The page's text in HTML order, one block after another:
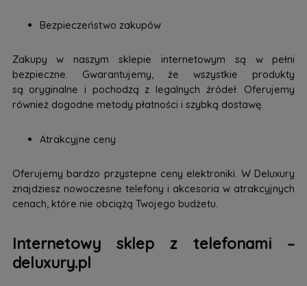
Bezpieczeństwo zakupów
Zakupy w naszym sklepie internetowym są w pełni
bezpieczne. Gwarantujemy, że wszystkie produkty
są oryginalne i pochodzą z legalnych źródeł. Oferujemy
również dogodne metody płatności i szybką dostawę.
Atrakcyjne ceny
Oferujemy bardzo przystepne ceny elektroniki. W Deluxury
znajdziesz nowoczesne telefony i akcesoria w atrakcyjnych
cenach, które nie obciążą Twojego budżetu.
Internetowy sklep z telefonami –
deluxury.pl